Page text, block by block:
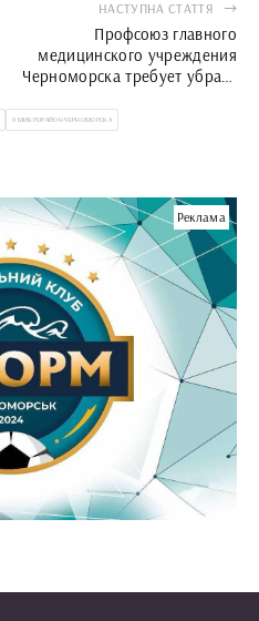
НАСТУПНА СТАТТЯ
Профсоюз главного
медицинского учреждения
Черноморска требует убрать
9 МИКРОРАЙОН ЧЕРНОМОРСКА
Реклама